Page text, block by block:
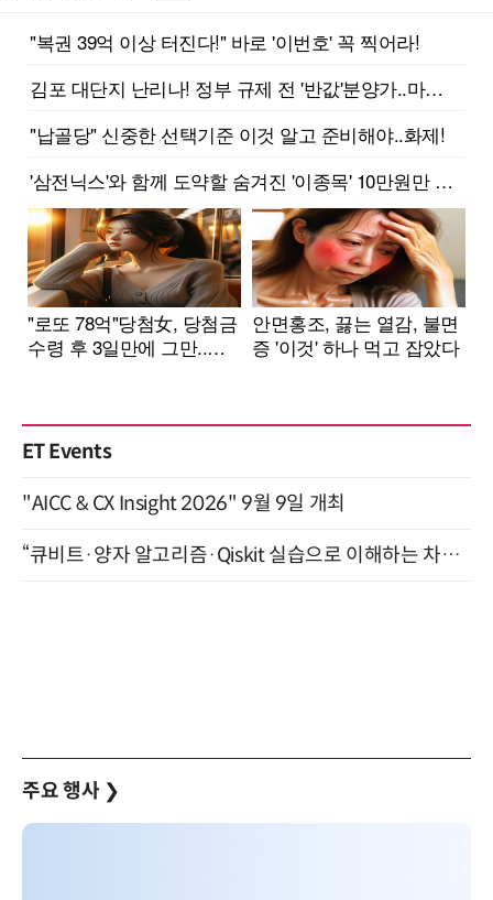
ET Events
"AICC & CX Insight 2026" 9월 9일 개최
“큐비트·양자 알고리즘·Qiskit 실습으로 이해하는 차세대 컴퓨팅” (8/28)
주요 행사 ❯